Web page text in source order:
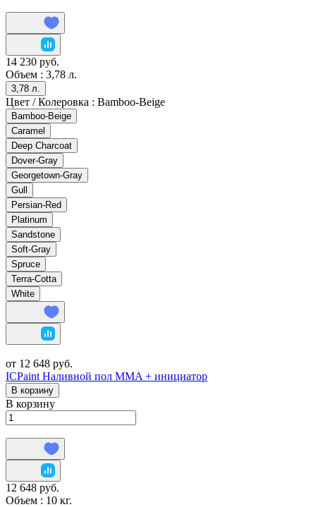
14 230 руб.
Объем : 3,78 л.
3,78 л.
Цвет / Колеровка : Bamboo-Beige
Bamboo-Beige
Caramel
Deep Charcoat
Dover-Gray
Georgetown-Gray
Gull
Persian-Red
Platinum
Sandstone
Soft-Gray
Spruce
Terra-Cotta
White
от 12 648 руб.
ICPaint Наливной пол MMA + инициатор
В корзину
В корзину
12 648 руб.
Объем : 10 кг.